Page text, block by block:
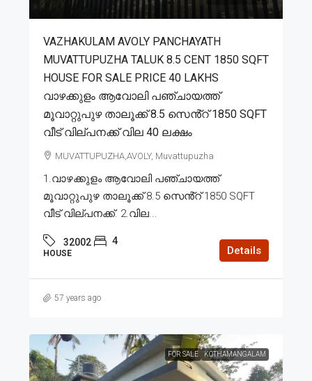
VAZHAKULAM AVOLY PANCHAYATH
MUVATTUPUZHA TALUK 8.5 CENT 1850 SQFT
HOUSE FOR SALE PRICE 40 LAKHS
വാഴക്കുളം ആവോലി പഞ്ചായത്ത്
മൂവാറ്റുപുഴ താലൂക്ക് 8.5 സെൻ്റ് 1850 SQFT
വീട് വില്പനക്ക് വില 40 ലക്ഷം
MUVATTUPUZHA,AVOLY, Muvattupuzha
1.വാഴക്കുളം ആവോലി പഞ്ചായത്ത്
മൂവാറ്റുപുഴ താലൂക്ക് 8.5 സെൻ്റ് 1850 SQFT
വീട് വില്പനക്ക്. 2.വില...
32002 4
HOUSE Details
57 years ago
FOR SALE KOTHAMANGALAM